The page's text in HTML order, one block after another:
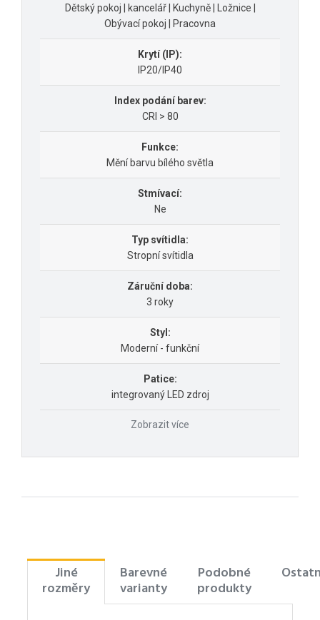
Dětský pokoj | kancelář | Kuchyně | Ložnice |
Obývací pokoj | Pracovna
Krytí (IP):
IP20/IP40
Index podání barev:
CRI > 80
Funkce:
Mění barvu bílého světla
Stmívací:
Ne
Typ svítidla:
Stropní svítidla
Záruční doba:
3 roky
Styl:
Moderní - funkční
Patice:
integrovaný LED zdroj
Zobrazit více
Jiné
rozměry
Barevné
varianty
Podobné
produkty